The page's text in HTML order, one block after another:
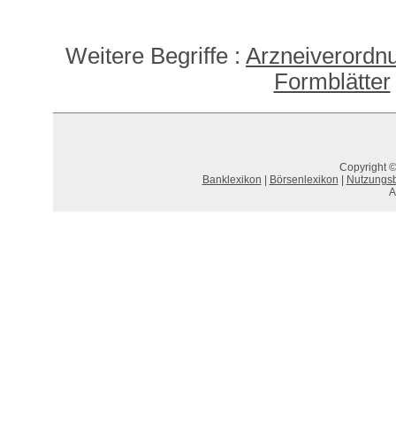
Weitere Begriffe :
Formblätter
Copyright
Banklexikon
Börsenlexikon